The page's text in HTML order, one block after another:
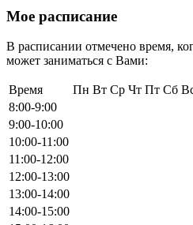
Мое расписание
В расписании отмечено время,
может заниматься с Вами:
Время Пн Вт Ср Чт Пт Сб
8:00-9:00
9:00-10:00
10:00-11:00
11:00-12:00
12:00-13:00
13:00-14:00
14:00-15:00